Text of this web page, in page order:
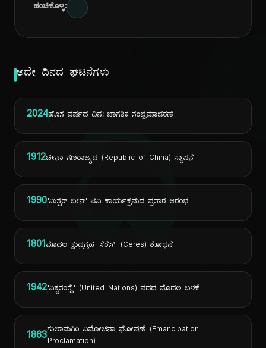
ದಿ
ಹಂಚಿಕೊಳ್ಳಿ:
ಅದೇ ದಿನದ ಘಟನೆಗಳು
2024ಹೊಸ ವರ್ಷದ ದಿನ: ಜಾಗತಿಕ ಸಂಭ್ರಮಾಚರಣೆ
1912ಚೀನಾ ಗಣರಾಜ್ಯದ (Republic of China) ಸ್ಥಾಪನೆ
1990'ಮಿಸ್ಟರ್ ಬೀನ್' ಟಿವಿ ಕಾರ್ಯಕ್ರಮದ ಪ್ರಸಾರ ಆರಂಭ
1801ಮೊದಲ ಕ್ಷುದ್ರಗ್ರಹ 'ಸೆರೆಸ್' (Ceres) ಶೋಧನೆ
1942'ವಿಶ್ವಸಂಸ್ಥೆ' (United Nations) ಪದದ ಮೊದಲ ಬಳಕೆ
1863ಗುಲಾಮಗಿರಿ ವಿಮೋಚನಾ ಘೋಷಣೆ (Emancipation
Proclamation)